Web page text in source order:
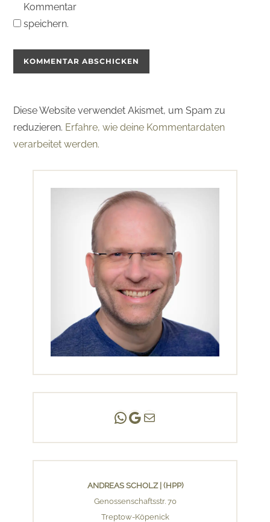
Kommentar
speichern.
Diese Website verwendet Akismet, um Spam zu
reduzieren. Erfahre, wie deine Kommentardaten
verarbeitet werden.
Andreas Scholz | (HPP)
Praxis Adlershof
E-Mail an mich ...
ANDREAS SCHOLZ | (HPP)
Genossenschaftsstr. 70
Treptow-Köpenick